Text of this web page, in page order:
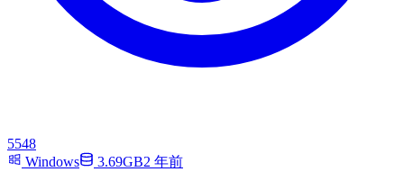
5548
Windows
3.69GB2 年前